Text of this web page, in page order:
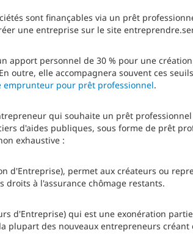
sont finançables via un prêt
une entreprise sur le site
apport personnel de 30 % pour une
outre, elle accompagnera souvent ces
emprunteur pour prêt professionnel.
qui souhaite un prêt
d'aides publiques, sous forme de prêt
exhaustive :
d'Entreprise), permet aux créateurs ou
à l'assurance chômage restants.
d'Entreprise) qui est une exonération
plupart des nouveaux entrepreneurs